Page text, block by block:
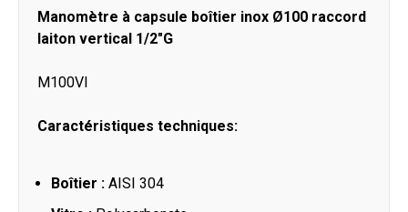
Manomètre à capsule boîtier inox Ø100 raccord
laiton vertical 1/2"G
M100VI
Caractéristiques techniques:
Boîtier : AISI 304